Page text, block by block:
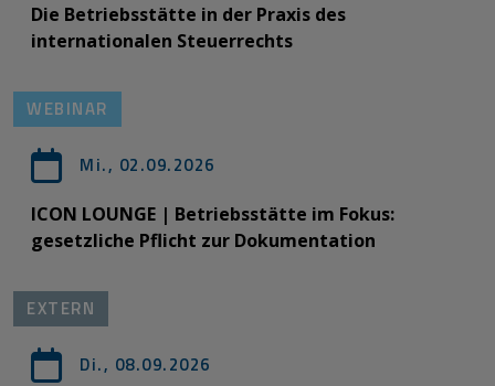
Die Betriebsstätte in der Praxis des
internationalen Steuerrechts
WEBINAR
Mi., 02.09.2026
ICON LOUNGE | Betriebsstätte im Fokus:
gesetzliche Pflicht zur Dokumentation
EXTERN
Di., 08.09.2026